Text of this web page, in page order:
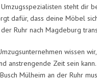
steht dir
dafür, dass deine Möbel
Ruhr nach Magdeburg
wissen
anstrengende Zeit sein
Mülheim an der Ruhr